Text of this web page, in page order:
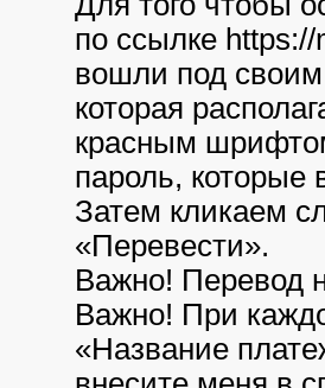
по ссылке
вошли под
которая
красным
пароль, которые
Затем кликаем
«Перевести».
Важно! Перевод
Важно! При
«Название